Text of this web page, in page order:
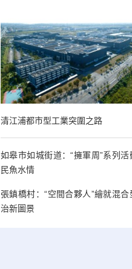
清江浦都市型工業突圍之路
如皋市如城街道：“擁軍周”系列
民魚水情
張鎮橋村：“空間合夥人”繪就混
治新圖景